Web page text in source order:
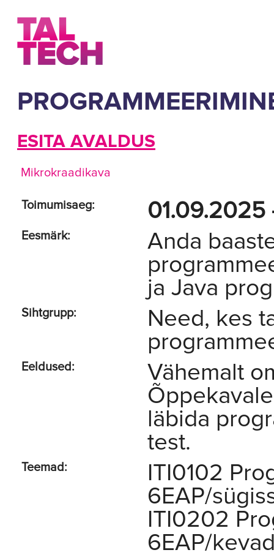
ESITA AVALDUS
Mikrokraadikava
Toimumisaeg: 01.09.2025
Eesmärk: Anda
ja Java
Sihtgrupp: Need, kes
Eeldused: Vähemalt
läbida
test.
Teemad: ITI0102
6EAP/
ITI0202
6EAP/